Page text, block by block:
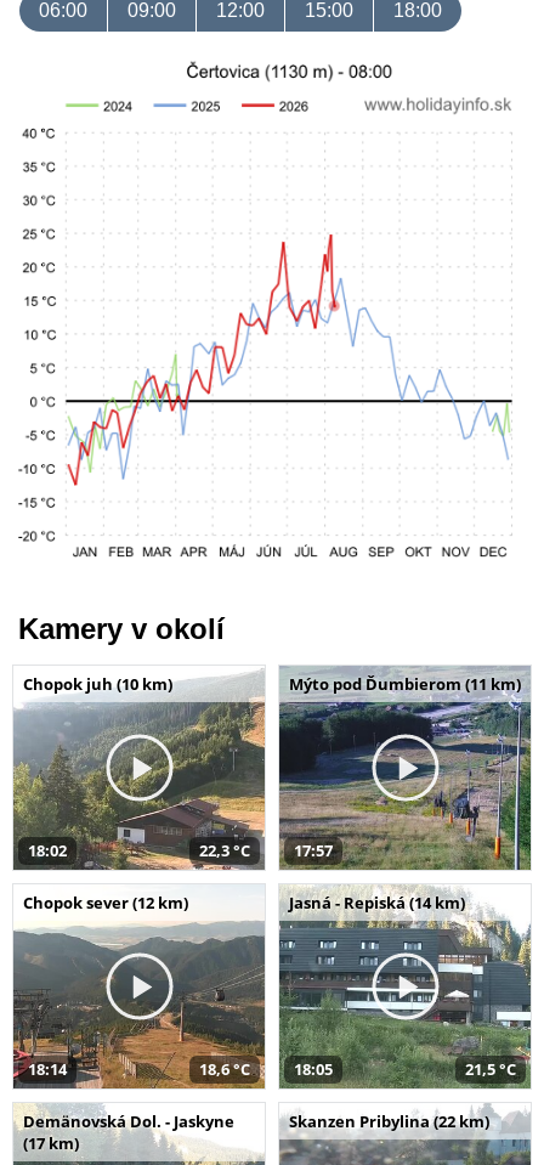
06:00 09:00 12:00 15:00 18:00
Kamery v okolí
Chopok juh (10 km)
18:02 22,3 °C
Mýto pod Ďumbierom (11 km)
17:57
Chopok sever (12 km)
18:14 18,6 °C
Jasná - Repiská (14 km)
18:05 21,5 °C
Demänovská Dol. - Jaskyne
(17 km)
Skanzen Pribylina (22 km)